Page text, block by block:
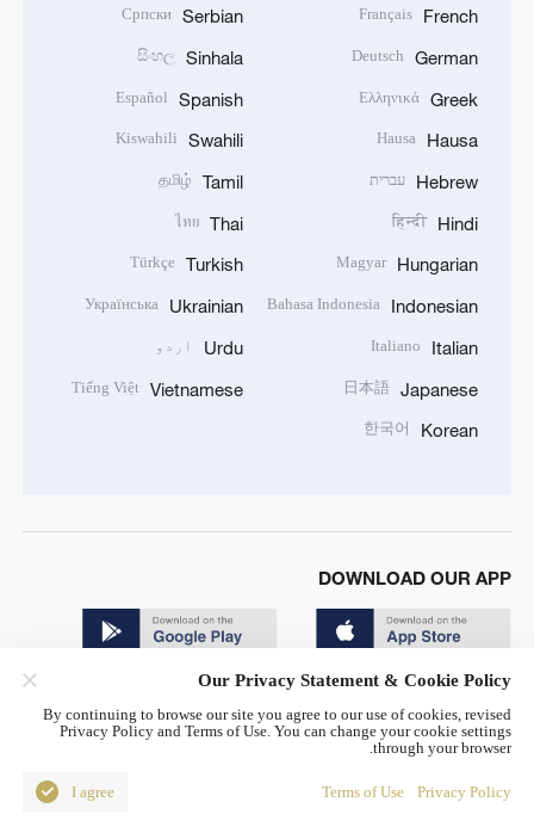
French
Français
German
Deutsch
Greek
Ελληνικά
Hausa
Hausa
Hebrew עברית
Hindi
हिन्दी
Hungarian
Magyar
Indonesian
Bahasa Indonesia
Italian
Italiano
Japanese
日本語
Korean
한국어
Serbian
Српски
Sinhala
සිංහල
Spanish
Español
Swahili
Kiswahili
Tamil
தமிழ்
Thai
ไทย
Turkish
Türkçe
Ukrainian
Українська
Urdu اردو
Vietnamese
Tiếng Việt
DOWNLOAD OUR APP
© China Radio International.CRI. All Rights Reserved. 16A
Shijingshan Road, Beijing, China. 100040
Our Privacy Statement & Cookie Policy
By continuing to browse our site you agree to our use of cookies, revised
Privacy Policy and Terms of Use. You can change your cookie settings
through your browser.
Privacy Policy
Terms of Use
I agree